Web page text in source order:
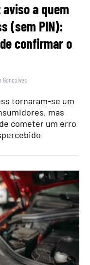
aviso a quem
(sem PIN):
confirmar o
Gonçalves
tornaram-se um
mas
cometer um erro